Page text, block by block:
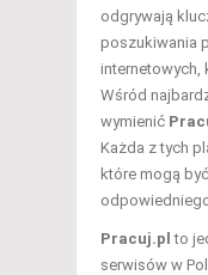
odgrywają
poszukiwania
internetowych,
Wśród
wymienić
Każda z tych
które mogą
Pracuj.pl to
serwisów w